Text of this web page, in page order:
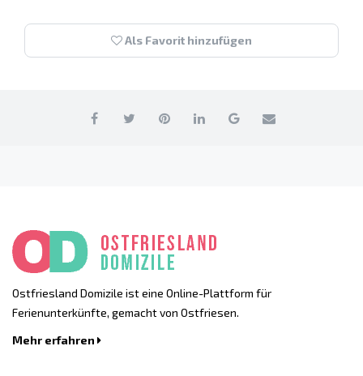
Als Favorit hinzufügen
Ostfriesland Domizile ist eine Online-Plattform für
Ferienunterkünfte, gemacht von Ostfriesen.
Mehr erfahren